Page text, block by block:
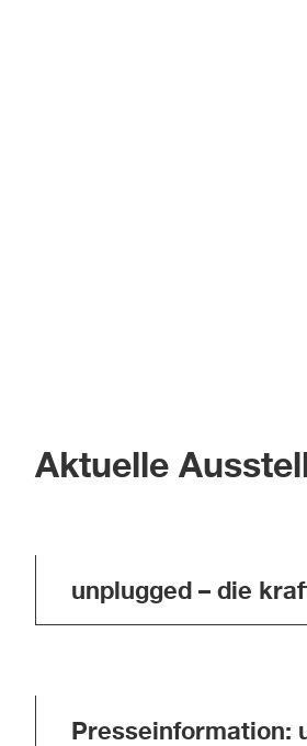
Aktuelle
unplugged – die
Presseinformation: